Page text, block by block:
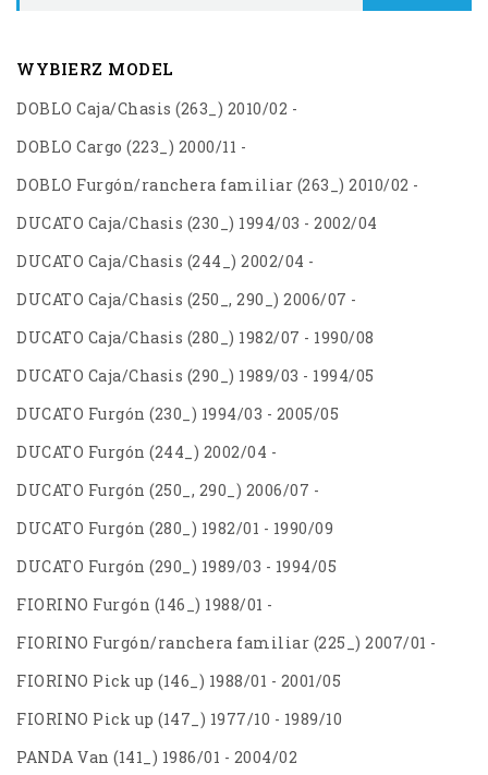
WYBIERZ MODEL
DOBLO Caja/Chasis (263_) 2010/02 -
DOBLO Cargo (223_) 2000/11 -
DOBLO Furgón/ranchera familiar (263_) 2010/02 -
DUCATO Caja/Chasis (230_) 1994/03 - 2002/04
DUCATO Caja/Chasis (244_) 2002/04 -
DUCATO Caja/Chasis (250_, 290_) 2006/07 -
DUCATO Caja/Chasis (280_) 1982/07 - 1990/08
DUCATO Caja/Chasis (290_) 1989/03 - 1994/05
DUCATO Furgón (230_) 1994/03 - 2005/05
DUCATO Furgón (244_) 2002/04 -
DUCATO Furgón (250_, 290_) 2006/07 -
DUCATO Furgón (280_) 1982/01 - 1990/09
DUCATO Furgón (290_) 1989/03 - 1994/05
FIORINO Furgón (146_) 1988/01 -
FIORINO Furgón/ranchera familiar (225_) 2007/01 -
FIORINO Pick up (146_) 1988/01 - 2001/05
FIORINO Pick up (147_) 1977/10 - 1989/10
PANDA Van (141_) 1986/01 - 2004/02